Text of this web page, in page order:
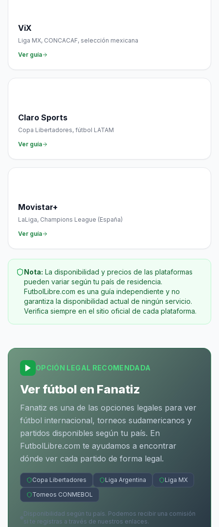
ViX
Liga MX, CONCACAF, selección mexicana
Ver guía
Claro Sports
Copa Libertadores, fútbol LATAM
Ver guía
Movistar+
LaLiga, Champions League (España)
Ver guía
Nota: La disponibilidad y precios de las plataformas
pueden variar según tu país de residencia.
FutbolLibre.com es una guía independiente y no
garantiza la disponibilidad actual de ningún servicio.
Verifica siempre en el sitio oficial de cada plataforma.
OPCIÓN LEGAL RECOMENDADA
Ver fútbol en Fanatiz
Fanatiz es una de las opciones legales para ver
fútbol internacional, torneos sudamericanos y
partidos disponibles según tu país. En
FutbolLibre.com te ayudamos a encontrar
dónde ver cada partido de forma legal.
Copa Libertadores Liga Argentina
Liga MX
Torneos CONMEBOL
Disponibilidad según tu país. Podemos recibir una comisión
si te registras a través de nuestros enlaces.